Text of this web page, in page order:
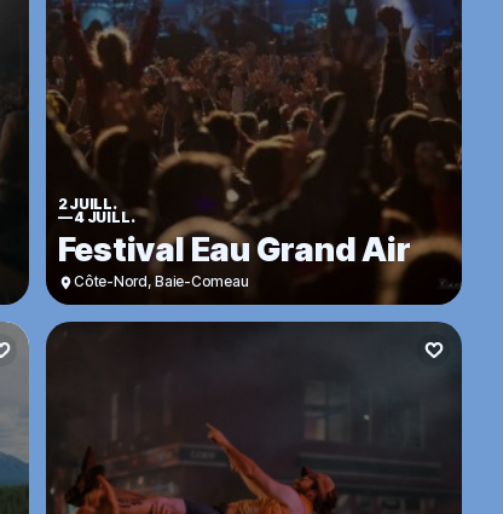
2 JUILL.
—4 JUILL.
Festival Eau Grand Air
Côte-Nord , Baie-Comeau